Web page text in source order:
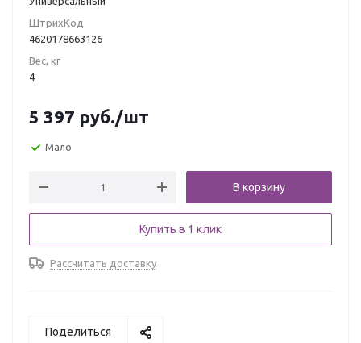
ШтрихКод
4620178663126
Вес, кг
4
5 397 руб./шт
Мало
В корзину
Купить в 1 клик
Рассчитать доставку
Поделиться